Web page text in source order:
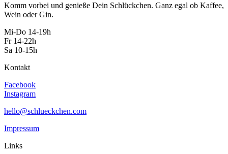
Komm vorbei und genieße Dein Schlückchen. Ganz egal ob Kaffee,
Wein oder Gin.
Mi-Do 14-19h
Fr 14-22h
Sa 10-15h
Kontakt
Facebook
Instagram
hello@schlueckchen.com
Impressum
Links